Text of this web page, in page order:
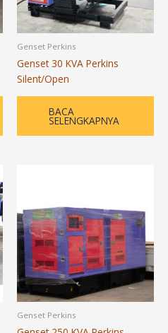
Genset Perkins
Genset 30 KVA Perkins
Silent/Open
BACA
SELENGKAPNYA
Genset Perkins